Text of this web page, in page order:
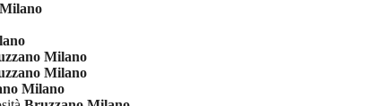
Milano
Milano
Milano